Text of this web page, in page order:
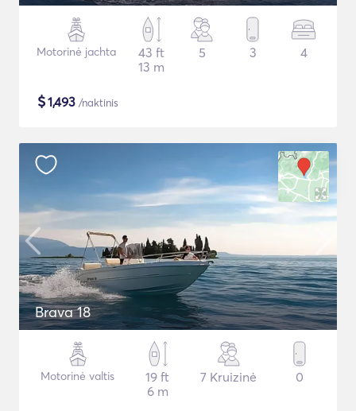
Motorinė jachta
43 ft
13 m
5 3 4
$1,493 /naktinis
Brava 18
Motorinė valtis
19 ft
6 m
7 Kruizinė 0